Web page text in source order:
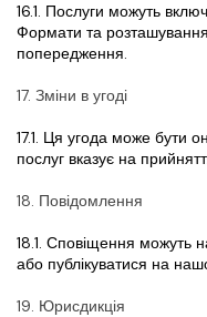
16.1. Послуги можуть
Формати та
попередження.
17. Зміни в угоді
17.1. Ця угода може бути
послуг вказує на
18. Повідомлення
18.1. Сповіщення можуть
або публікуватися на
19. Юрисдикція